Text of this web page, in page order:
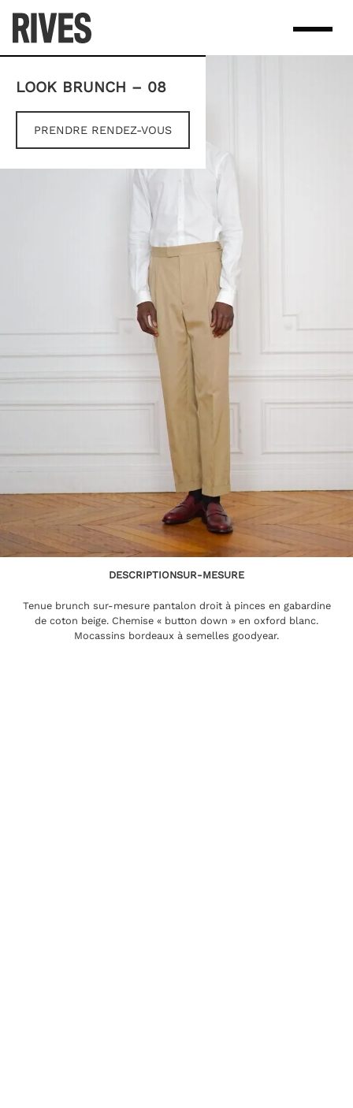
content
LOOK BRUNCH – 08
PRENDRE RENDEZ-VOUS
DESCRIPTIONSUR-MESURE
Tenue brunch sur-mesure pantalon droit à pinces en gabardine
de coton beige. Chemise « button down » en oxford blanc.
Mocassins bordeaux à semelles goodyear.